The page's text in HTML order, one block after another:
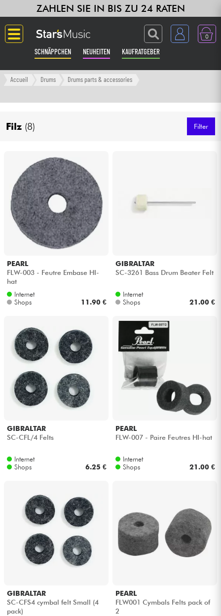
ZAHLEN SIE IN BIS ZU 24 RATEN
0
SCHNÄPPCHEN NEUHEITEN KAUFRATGEBER
Langue
Synths & samplers
Studio
Kopfhörer
Licht
Drums
Blasinstrumente
Kinder
Kabel & Zubehöre
HiFi
Bundle
Sehen Sie sich unsere Marken an
Accueil Drums Drums parts & accessories
Filz (8) Filter
PEARL
FLW-003 - Feutre Embase HI-
hat
Internet
Shops
11.90 €
GIBRALTAR
SC-3261 Bass Drum Beater Felt
Internet
Shops
21.00 €
GIBRALTAR
SC-CFL/4 Felts
Internet
Shops
6.25 €
PEARL
FLW-007 - Paire Feutres HI-hat
Internet
Shops
21.00 €
GIBRALTAR
SC-CFS4 cymbal felt Small (4
pack)
PEARL
FLW001 Cymbals Felts pack of
2